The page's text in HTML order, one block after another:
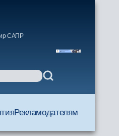
САПР
Рекламодателям